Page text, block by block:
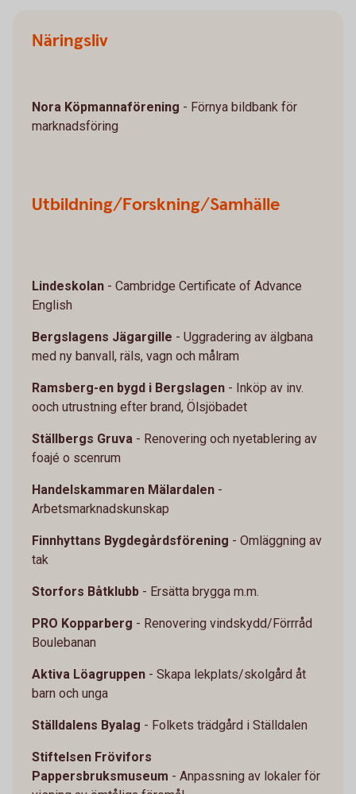
Näringsliv
Nora Köpmannaförening - Förnya bildbank för
marknadsföring
Utbildning/Forskning/Samhälle
Lindeskolan - Cambridge Certificate of Advance
English
Bergslagens Jägargille - Uggradering av älgbana
med ny banvall, räls, vagn och målram
Ramsberg-en bygd i Bergslagen - Inköp av inv.
ooch utrustning efter brand, Ölsjöbadet
Ställbergs Gruva - Renovering och nyetablering av
foajé o scenrum
Handelskammaren Mälardalen -
Arbetsmarknadskunskap
Finnhyttans Bygdegårdsförening - Omläggning av
tak
Storfors Båtklubb - Ersätta brygga m.m.
PRO Kopparberg - Renovering vindskydd/Förrråd
Boulebanan
Aktiva Löagruppen - Skapa lekplats/skolgård åt
barn och unga
Ställdalens Byalag - Folkets trädgård i Ställdalen
Stiftelsen Frövifors
Pappersbruksmuseum - Anpassning av lokaler för